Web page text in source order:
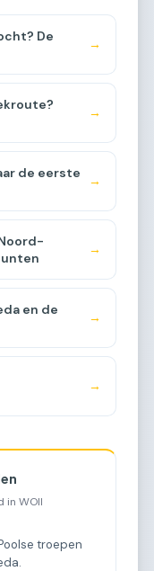
De
→
→
de eerste
→
→
en de
→
→
in WOII
troepen